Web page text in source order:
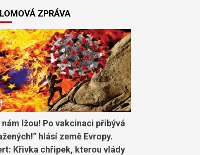
ZPRÁVA
nám lžou! Po vakcinaci přibývá
hlásí země Evropy.
Křivka chřipek, kterou vlády